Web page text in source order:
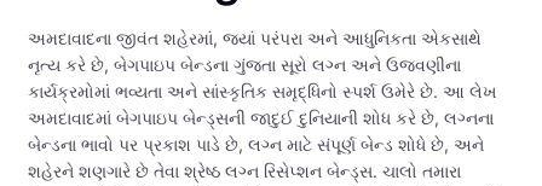
અમદાવાદના જીવંત શહેરમાં, જ્યાં પરંપરા અને આધુનિકતા એકસાથે
નૃત્ય કરે છે, બેગપાઇપ બેન્ડના ગુંજતા સૂરો લગ્ન અને ઉજવણીના
કાર્યક્રમોમાં ભવ્યતા અને સાંસ્કૃતિક સમૃદ્ધિનો સ્પર્શ ઉમેરે છે. આ લેખ
અમદાવાદમાં બેગપાઇપ બેન્ડ્સની જાદુઈ દુનિયાની શોધ કરે છે, લગ્નના
બેન્ડના ભાવો પર પ્રકાશ પાડે છે, લગ્ન માટે સંપૂર્ણ બેન્ડ શોધે છે, અને
શહેરને શણગારે છે તેવા શ્રેષ્ઠ લગ્ન રિસેપ્શન બેન્ડ્સ. ચાલો તમારા